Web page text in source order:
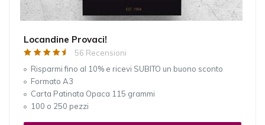
Locandine Provaci!
56 Recensioni
Risparmi fino al 10% e ricevi SUBITO un buono sconto
Formato A3
Carta Patinata Opaca 115 grammi
100 o 250 pezzi